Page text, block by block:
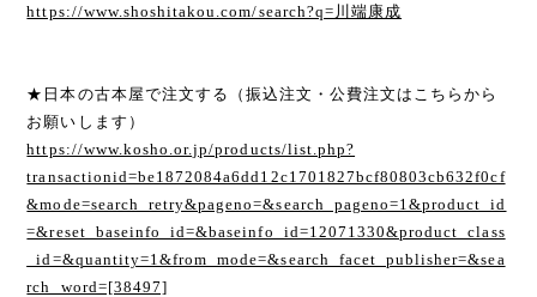
https://www.shoshitakou.com/search?q=川端康成
★日本の古本屋で注文する（振込注文・公費注文はこちらから
お願いします）
https://www.kosho.or.jp/products/list.php?
transactionid=be1872084a6dd12c1701827bcf80803cb632f0cf
&mode=search_retry&pageno=&search_pageno=1&product_id
=&reset_baseinfo_id=&baseinfo_id=12071330&product_class
_id=&quantity=1&from_mode=&search_facet_publisher=&sea
rch_word=[38497]